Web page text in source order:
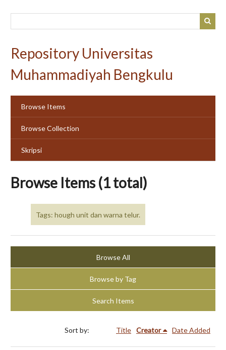
Repository Universitas
Muhammadiyah Bengkulu
Browse Items
Browse Collection
Skripsi
Browse Items (1 total)
Tags: hough unit dan warna telur.
Browse All
Browse by Tag
Search Items
Sort by: Title Creator Date Added